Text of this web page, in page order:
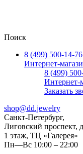
Поиск
8 (499) 500-14-76
Интернет-
8 (499)
Интернет-
Заказать
shop@dd.jewelry
Санкт-Петербург,
Лиговский проспект,
1 этаж, ТЦ «Галерея»
Пн—Вс 10:00 – 22:00